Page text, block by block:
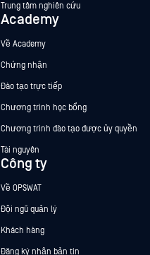
Trung tâm nghiên cứu
Academy
Về Academy
Chứng nhận
Đào tạo trực tiếp
Chương trình học bổng
Chương trình đào tạo được ủy quyền
Tài nguyên
Công ty
Về OPSWAT
Đội ngũ quản lý
Khách hàng
Đăng ký nhận bản tin